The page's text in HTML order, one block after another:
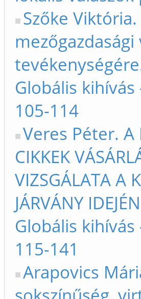
Szőke
Globális
105-114
Veres Péter. A
CIKKEK
VIZSGÁLATA A
JÁRVÁNY
Globális
115-141
Arapovics